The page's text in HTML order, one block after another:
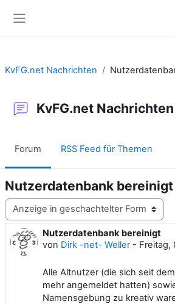
KvFG.net Nachrichten
KvFG.net Nachrichten
Forum RSS Feed für Themen
Nutzerdatenbank bereinigt
Anzeigemodus
Nutzerdatenbank bereinigt
von Dirk -net- Weller- Freitag,
Anzahl Antworten: 0
Alle Altnutzer (die sich seit
mehr angemeldet hatten)
Namensgebung zu kreativ